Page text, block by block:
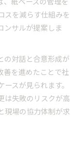
イド
町の読み方解説
み方メモ
読み方の知識
スを減らす仕組みを
ンサルが提案しま
の対話と合意形成が
善を進めたことで社
スが見られます。
は失敗のリスクが高
現場の協力体制が求